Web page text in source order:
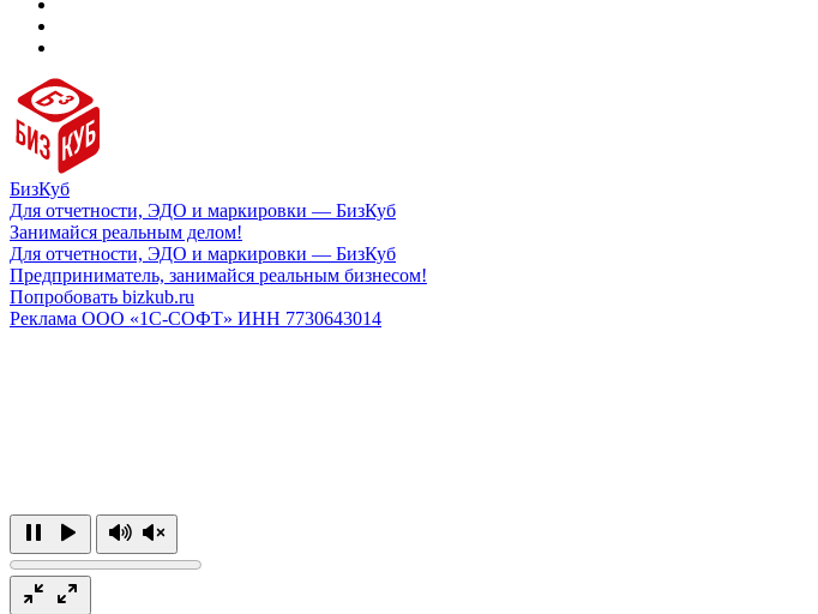
БизКуб
Для отчетности, ЭДО и маркировки — БизКуб
Занимайся реальным делом!
Для отчетности, ЭДО и маркировки — БизКуб
Предприниматель, занимайся реальным бизнесом!
Попробовать bizkub.ru
Реклама ООО «1С-СОФТ» ИНН 7730643014